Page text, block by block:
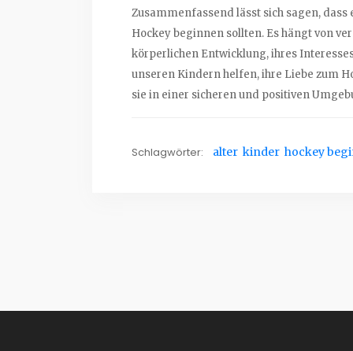
Zusammenfassend lässt sich sagen,
Hockey beginnen sollten. Es hängt von
körperlichen Entwicklung, ihres
unseren Kindern helfen, ihre Liebe zum
sie in einer sicheren und positiven
Schlagwörter: alter kinder hockey